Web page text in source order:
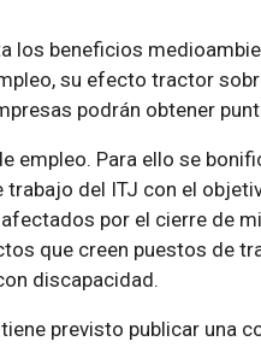
los beneficios
su efecto tractor
podrán obtener
empleo. Para ello se
del ITJ con el
por el cierre de
que creen puestos de
discapacidad.
previsto publicar una